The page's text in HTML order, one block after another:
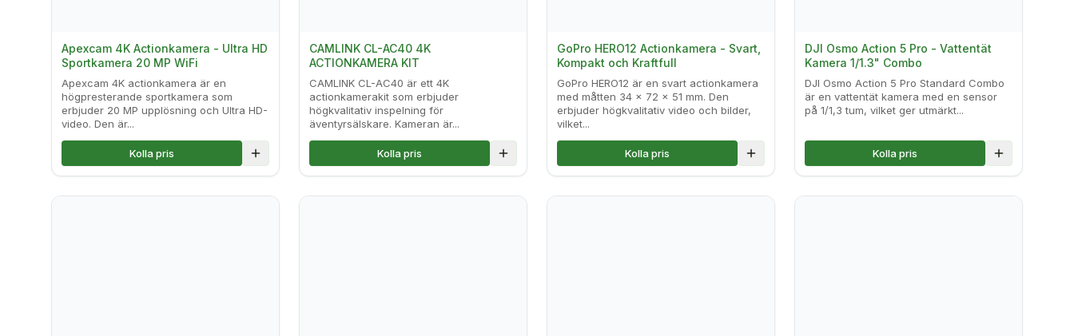
Apexcam 4K Actionkamera - Ultra HD
Sportkamera 20 MP WiFi
Apexcam 4K actionkamera är en
högpresterande sportkamera som
erbjuder 20 MP upplösning och Ultra HD-
video. Den är...
Kolla pris Lägg till i jämförelse
CAMLINK CL-AC40 4K
ACTIONKAMERA KIT
CAMLINK CL-AC40 är ett 4K
actionkamerakit som erbjuder
högkvalitativ inspelning för
äventyrsälskare. Kameran är...
Kolla pris Lägg till i jämförelse
GoPro HERO12 Actionkamera - Svart,
Kompakt och Kraftfull
GoPro HERO12 är en svart actionkamera
med måtten 34 x 72 x 51 mm. Den
erbjuder högkvalitativ video och bilder,
vilket...
Kolla pris Lägg till i jämförelse
DJI Osmo Action 5 Pro - Vattentät
Kamera 1/1.3" Combo
DJI Osmo Action 5 Pro Standard Combo
är en vattentät kamera med en sensor
på 1/1,3 tum, vilket ger utmärkt...
Kolla pris Lägg till i